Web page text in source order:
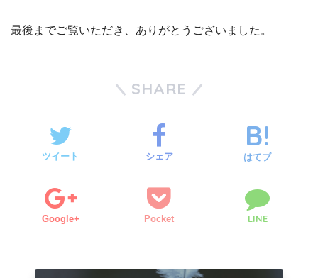
最後までご覧いただき、ありがとうございました。
SHARE
ツイート シェア はてブ
Google+ Pocket LINE